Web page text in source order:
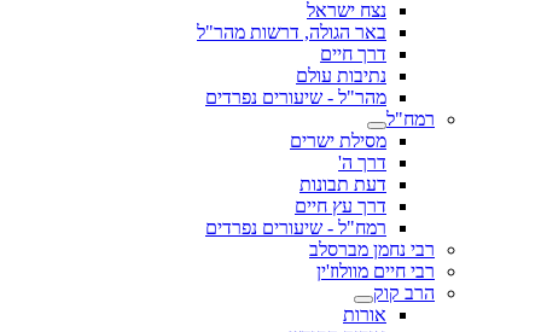
נצח ישראל
באר הגולה, דרשות מהר"ל
דרך חיים
נתיבות עולם
מהר"ל - שיעורים נפרדים
רמח"ל
מסילת ישרים
דרך ה'
דעת תבונות
דרך עץ חיים
רמח"ל - שיעורים נפרדים
רבי נחמן מברסלב
רבי חיים מוולוז'ין
הרב קוק
אורות